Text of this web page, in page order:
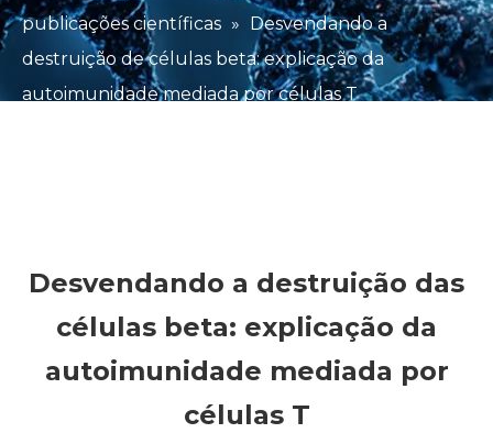
publicações científicas » Desvendando a
destruição de células beta: explicação da
autoimunidade mediada por células T
Desvendando a destruição das
células beta: explicação da
autoimunidade mediada por
células T